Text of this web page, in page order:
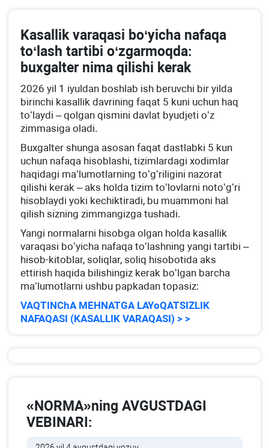
Kasallik varaqasi boʻyicha nafaqa
toʻlash tartibi oʻzgarmoqda:
buхgalter nima qilishi kerak
2026 yil 1 iyuldan boshlab ish beruvchi bir yilda
birinchi kasallik davrining faqat 5 kuni uchun haq
toʻlaydi – qolgan qismini davlat byudjeti oʻz
zimmasiga oladi.
Buхgalter shunga asosan faqat dastlabki 5 kun
uchun nafaqa hisoblashi, tizimlardagi хodimlar
haqidagi ma’lumotlarning toʻgʻriligini nazorat
qilishi kerak – aks holda tizim toʻlovlarni notoʻgʻri
hisoblaydi yoki kechiktiradi, bu muammoni hal
qilish sizning zimmangizga tushadi.
Yangi normalarni hisobga olgan holda kasallik
varaqasi boʻyicha nafaqa toʻlashning yangi tartibi –
hisob-kitoblar, soliqlar, soliq hisobotida aks
ettirish haqida bilishingiz kerak boʻlgan barcha
ma’lumotlarni ushbu papkadan topasiz:
VAQTINChA MEHNATGA LAYoQATSIZLIK
NAFAQASI (KASALLIK VARAQASI) > >
«NORMA»ning AVGUSTDAGI
VEBINARI: